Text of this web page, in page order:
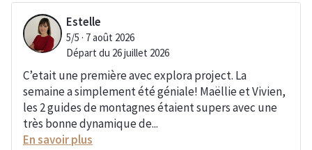
Estelle
5/5 · 7 août 2026
Départ du 26 juillet 2026
C’etait une première avec explora project. La
semaine a simplement été géniale! Maëllie et Vivien,
les 2 guides de montagnes étaient supers avec une
très bonne dynamique de...
En savoir plus